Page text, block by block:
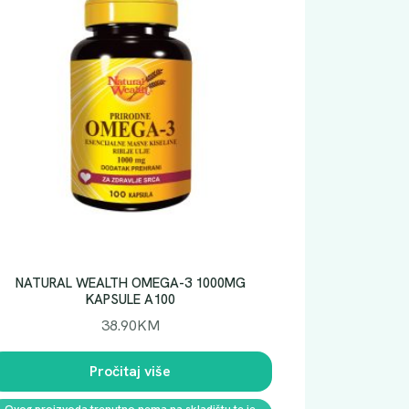
NATURAL WEALTH OMEGA-3 1000MG
KAPSULE A100
38.90KM
Pročitaj više